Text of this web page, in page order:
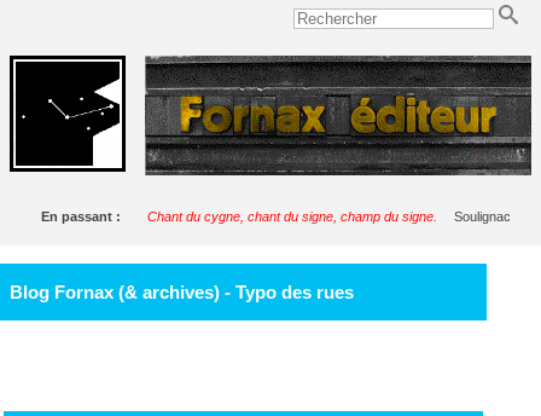
En passant : Chant du cygne, chant du signe, champ du signe. Soulignac
Blog Fornax (& archives) - Typo des rues